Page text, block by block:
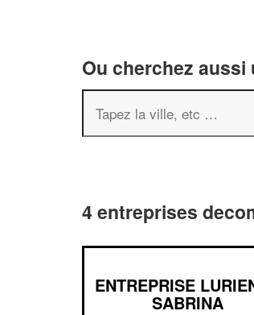
Ou cherchez
4 entreprises
ENTREPRISE
SABRINA